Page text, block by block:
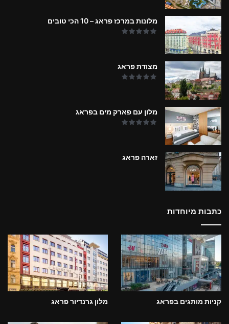
מלונות במרכז פראג – 10 הכי טובים
מצודת פראג
מלון עם פארק מים בפראג
זארה פראג
כתבות מיוחדות
קניות מותגים בפראג מלון גרנדיור פראג